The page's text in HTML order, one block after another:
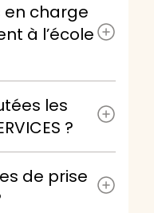
en charge
à l’école
les
?
de prise